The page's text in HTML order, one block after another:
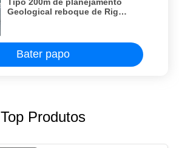
Geological reboque de Rig
Bater papo
Top Produtos